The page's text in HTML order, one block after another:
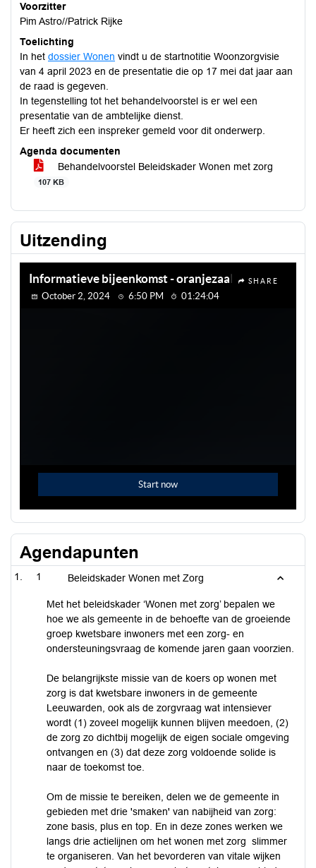
Voorzitter
Pim Astro//Patrick Rijke
Toelichting
In het dossier Wonen vindt u de startnotitie Woonzorgvisie
van 4 april 2023 en de presentatie die op 17 mei dat jaar aan
de raad is gegeven.
In tegenstelling tot het behandelvoorstel is er wel een
presentatie van de ambtelijke dienst.
Er heeft zich een inspreker gemeld voor dit onderwerp.
Agenda documenten
Behandelvoorstel Beleidskader Wonen met zorg
107 KB
Uitzending
Agendapunten
1 Beleidskader Wonen met Zorg
Met het beleidskader ‘Wonen met zorg’ bepalen we
hoe we als gemeente in de behoefte van de groeiende
groep kwetsbare inwoners met een zorg- en
ondersteuningsvraag de komende jaren gaan voorzien.
De belangrijkste missie van de koers op wonen met
zorg is dat kwetsbare inwoners in de gemeente
Leeuwarden, ook als de zorgvraag wat intensiever
wordt (1) zoveel mogelijk kunnen blijven meedoen, (2)
de zorg zo dichtbij mogelijk de eigen sociale omgeving
ontvangen en (3) dat deze zorg voldoende solide is
naar de toekomst toe.
Om de missie te bereiken, delen we de gemeente in
gebieden met drie 'smaken' van nabijheid van zorg:
zone basis, plus en top. En in deze zones werken we
langs drie actielijnen om het wonen met zorg slimmer
te organiseren. Van het bevorderen van vitale wijken